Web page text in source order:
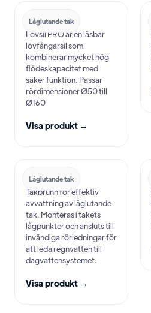
Låglutande tak
Lövsil PRO
Lövsil PRO är en låsbar
lövfångarsil som
kombinerar mycket hög
flödeskapacitet med
säker funktion. Passar
rördimensioner Ø50 till
Ø160
Visa produkt →
Låglutande tak
Takbrunn
Takbrunn för effektiv
avvattning av låglutande
tak. Monteras i takets
lågpunkter och ansluts till
invändiga rörledningar för
att leda regnvatten till
dagvattensystemet.
Visa produkt →